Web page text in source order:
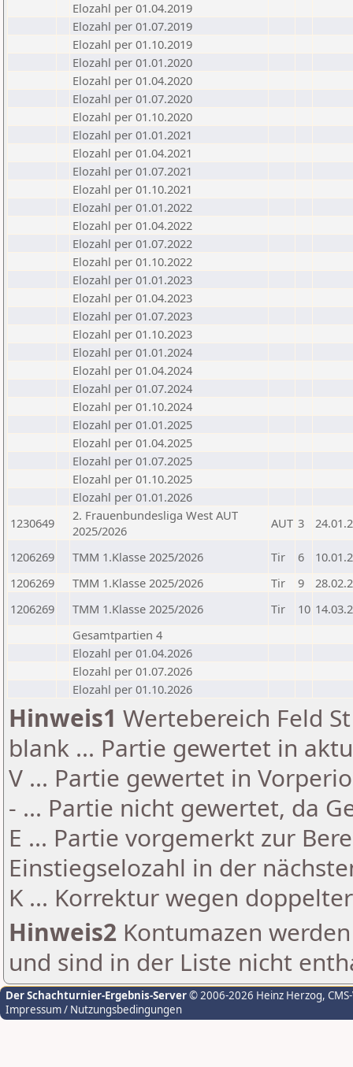
Elozahl per 01.04.2019
Elozahl per 01.07.2019
Elozahl per 01.10.2019
Elozahl per 01.01.2020
Elozahl per 01.04.2020
Elozahl per 01.07.2020
Elozahl per 01.10.2020
Elozahl per 01.01.2021
Elozahl per 01.04.2021
Elozahl per 01.07.2021
Elozahl per 01.10.2021
Elozahl per 01.01.2022
Elozahl per 01.04.2022
Elozahl per 01.07.2022
Elozahl per 01.10.2022
Elozahl per 01.01.2023
Elozahl per 01.04.2023
Elozahl per 01.07.2023
Elozahl per 01.10.2023
Elozahl per 01.01.2024
Elozahl per 01.04.2024
Elozahl per 01.07.2024
Elozahl per 01.10.2024
Elozahl per 01.01.2025
Elozahl per 01.04.2025
Elozahl per 01.07.2025
Elozahl per 01.10.2025
Elozahl per 01.01.2026
1230649
2. Frauenbundesliga West AUT
2025/2026
AUT 3
1206269 TMM 1.Klasse 2025/2026 Tir 6
1206269
TMM 1.Klasse 2025/2026 Tir 9
1206269
TMM 1.Klasse 2025/2026 Tir 10
Gesamtpartien 4
Elozahl per 01.04.2026
Elozahl per 01.07.2026
Elozahl per 01.10.2026
Hinweis1 Wertebereich Feld
blank ... Partie gewertet in
V ... Partie gewertet in
- ... Partie nicht gewertet, da
E ... Partie vorgemerkt zur
Einstiegselozahl in der
K ... Korrektur wegen
Hinweis2 Kontumazen
und sind in der Liste nicht
Der Schachturnier-Ergebnis-Server© 2006-2026 Heinz Herzog,
Impressum / Nutzungsbedingungen